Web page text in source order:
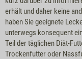
erhält und daher keine
haben Sie geeignete
unterwegs konsequent
Teil der täglichen Diät-
Trockenfutter oder